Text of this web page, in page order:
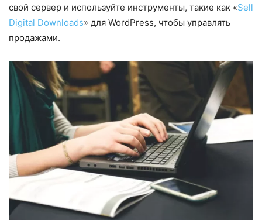
свой сервер и используйте инструменты, такие как «Sell
Digital Downloads» для WordPress, чтобы управлять
продажами.